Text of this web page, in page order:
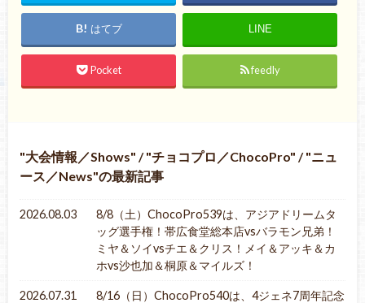
はてブ LINE
Pocket feedly
大会情報／Shows / チョコプロ／ChocoPro / ニュ
ース／News の最新記事
2026.08.03
8/8（土）ChocoPro539は、アジアドリームタ
ッグ選手権！帯広食堂総本店vsバラモン兄弟！
ミヤ＆ソイvsチエ＆クリス！メイ＆アッキ＆カ
ホvs沙也加＆桐原＆マイルズ！
2026.07.31
8/16（日）ChocoPro540は、4ジェネ7周年記念